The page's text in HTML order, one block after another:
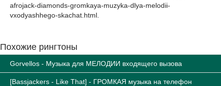
afrojack-diamonds-gromkaya-muzyka-dlya-melodii-
vxodyashhego-skachat.html
Похожие рингтоны
Gorvellos - Музыка для МЕЛОДИИ входящего вызова
[Bassjackers - Like That] - ГРОМКАЯ музыка на телефон